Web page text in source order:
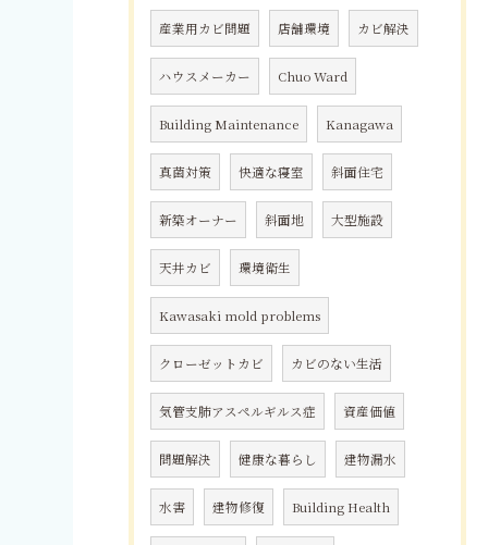
産業用カビ問題 店舗環境 カビ解決
ハウスメーカー Chuo Ward
Building Maintenance Kanagawa
真菌対策 快適な寝室 斜面住宅
新築オーナー 斜面地 大型施設
天井カビ 環境衛生
Kawasaki mold problems
クローゼットカビ カビのない生活
気管支肺アスペルギルス症 資産価値
問題解決 健康な暮らし 建物漏水
水害 建物修復 Building Health